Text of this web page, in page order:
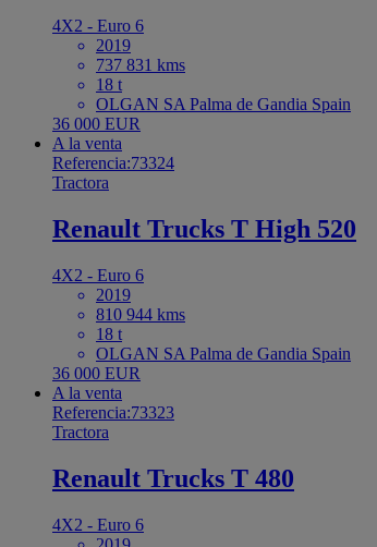
4X2 - Euro 6
2019
737 831 kms
18 t
OLGAN SA Palma de Gandia Spain
36 000 EUR
A la venta
Referencia:73324
Tractora
Renault Trucks T High 520
4X2 - Euro 6
2019
810 944 kms
18 t
OLGAN SA Palma de Gandia Spain
36 000 EUR
A la venta
Referencia:73323
Tractora
Renault Trucks T 480
4X2 - Euro 6